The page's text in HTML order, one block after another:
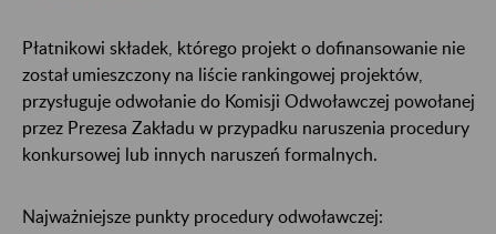
Płatnikowi składek, którego projekt o dofinansowanie nie
został umieszczony na liście rankingowej projektów,
przysługuje odwołanie do Komisji Odwoławczej powołanej
przez Prezesa Zakładu w przypadku naruszenia procedury
konkursowej lub innych naruszeń formalnych.
Najważniejsze punkty procedury odwoławczej: